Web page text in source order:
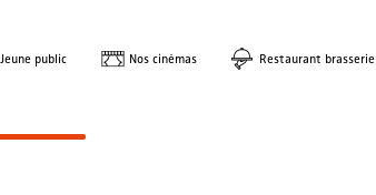
Jeune public Nos cinémas Restaurant